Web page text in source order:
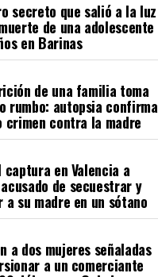
secreto que salió a la luz
de una adolescente
en Barinas
de una familia toma
rumbo: autopsia confirma
crimen contra la madre
en Valencia a
de secuestrar y
su madre en un sótano
a dos mujeres señaladas
a un comerciante